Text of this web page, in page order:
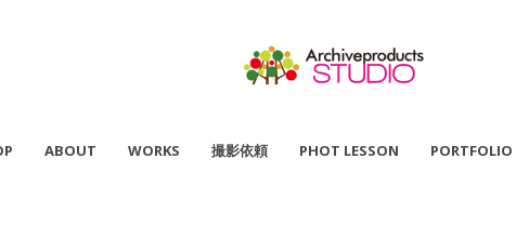
ABOUT WORKS 撮影依頼 PHOT LESSON PORTFOLIO